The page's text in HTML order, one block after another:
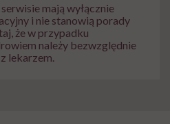
mają wyłącznie
i nie stanowią porady
że w przypadku
należy bezwzględnie
lekarzem.